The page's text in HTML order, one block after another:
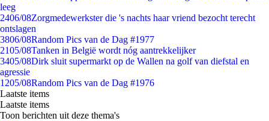
leeg
2406/08Zorgmedewerkster die 's nachts haar vriend bezocht terecht
ontslagen
3806/08Random Pics van de Dag #1977
2105/08Tanken in België wordt nóg aantrekkelijker
3405/08Dirk sluit supermarkt op de Wallen na golf van diefstal en
agressie
1205/08Random Pics van de Dag #1976
Laatste items
Laatste items
Toon berichten uit deze thema's